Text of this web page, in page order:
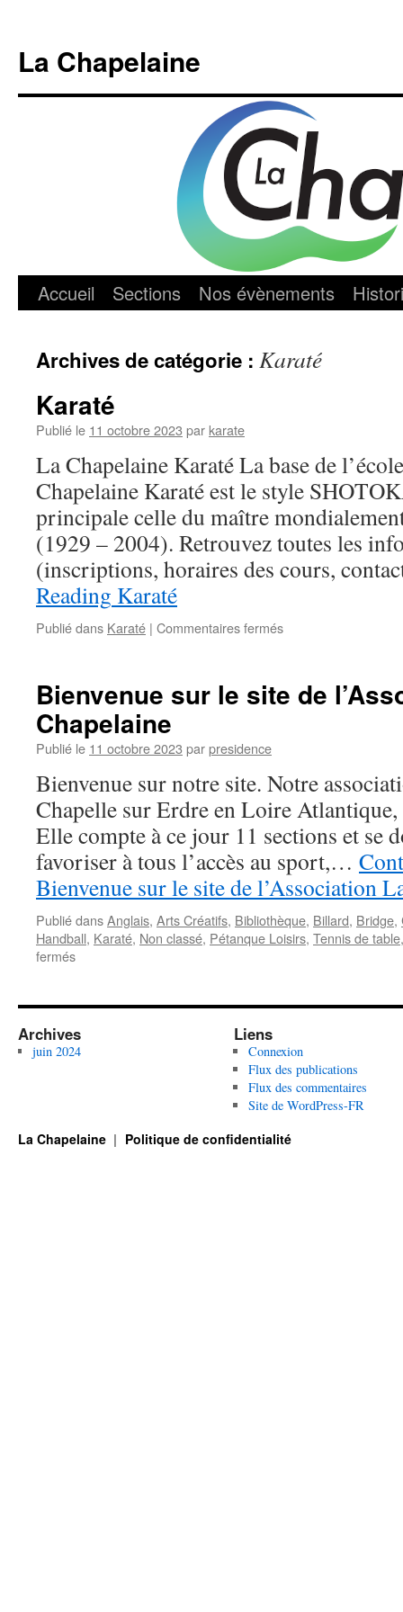
contenu
La Chapelaine
Accueil Sections Nos évènements
Archives de catégorie : Karaté
Karaté
Publié le 11 octobre 2023 par karate
La Chapelaine Karaté La base de
Chapelaine Karaté est le style
principale celle du maître
(1929 – 2004). Retrouvez toutes les
(inscriptions, horaires des cours,
Reading Karaté
Publié dans Karaté | Commentaires ferméssur
Bienvenue sur le site de
Chapelaine
Publié le 11 octobre 2023 parpresidence
Bienvenue sur notre site. Notre
Chapelle sur Erdre en Loire Atlantique,
Elle compte à ce jour 11 sections et se
favoriser à tous l’accès au sport,…
Bienvenue sur le site de l’Association
Publié dansAnglais, Arts Créatifs, Bibliothèque, Billard, Bridge,
Handball, Karaté, Non classé, Pétanque Loisirs, Tennis de table
ferméssur
le
de
Archives
juin 2024
Liens
Connexion
Flux des publications
Flux des commentaires
Site de WordPress-FR
La Chapelaine Politique de confidentialité